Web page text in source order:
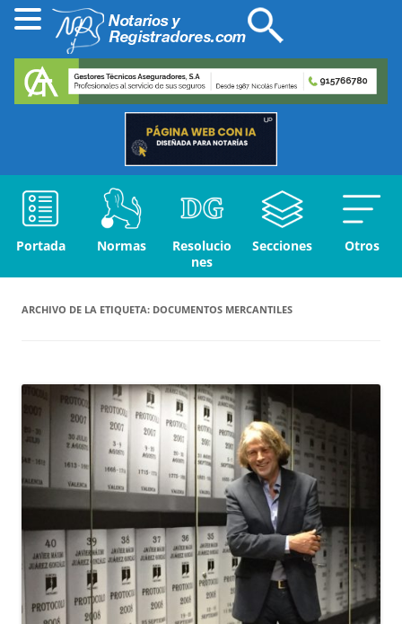
Portada Normas
Resolucio
nes
Secciones Otros
ARCHIVO DE LA ETIQUETA: DOCUMENTOS MERCANTILES